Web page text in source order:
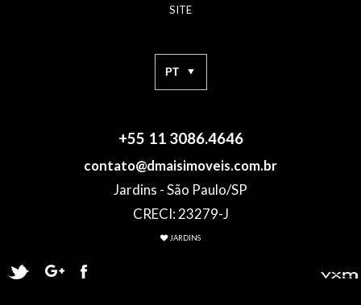
SITE
+55 11 3086.4646
contato@dmaisimoveis.com.br
Jardins - São Paulo/SP
CRECI: 23279-J
JARDINS